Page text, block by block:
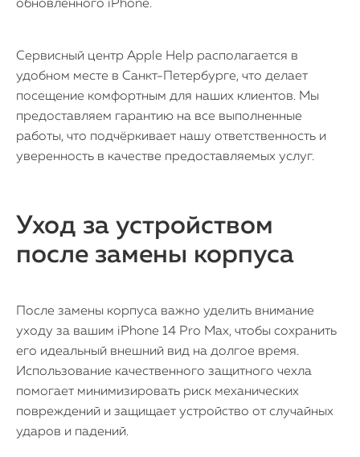
обновлённого iPhone.
Сервисный центр Apple Help располагается в
удобном месте в Санкт-Петербурге, что делает
посещение комфортным для наших клиентов. Мы
предоставляем гарантию на все выполненные
работы, что подчёркивает нашу ответственность и
уверенность в качестве предоставляемых услуг.
Уход за устройством
после замены корпуса
После замены корпуса важно уделить внимание
уходу за вашим iPhone 14 Pro Max, чтобы сохранить
его идеальный внешний вид на долгое время.
Использование качественного защитного чехла
помогает минимизировать риск механических
повреждений и защищает устройство от случайных
ударов и падений.